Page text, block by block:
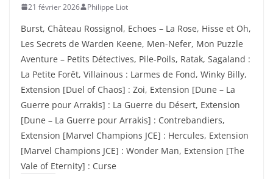
21 février 2026 Philippe Liot
Burst, Château Rossignol, Echoes – La Rose, Hisse et Oh,
Les Secrets de Warden Keene, Men-Nefer, Mon Puzzle
Aventure – Petits Détectives, Pile-Poils, Ratak, Sagaland :
La Petite Forêt, Villainous : Larmes de Fond, Winky Billy,
Extension [Duel of Chaos] : Zoi, Extension [Dune – La
Guerre pour Arrakis] : La Guerre du Désert, Extension
[Dune – La Guerre pour Arrakis] : Contrebandiers,
Extension [Marvel Champions JCE] : Hercules, Extension
[Marvel Champions JCE] : Wonder Man, Extension [The
Vale of Eternity] : Curse